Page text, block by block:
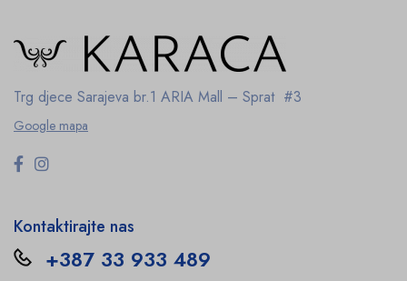
Trg djece Sarajeva br.1 ARIA Mall – Sprat #3
Google mapa
Kontaktirajte nas
+387 33 933 489